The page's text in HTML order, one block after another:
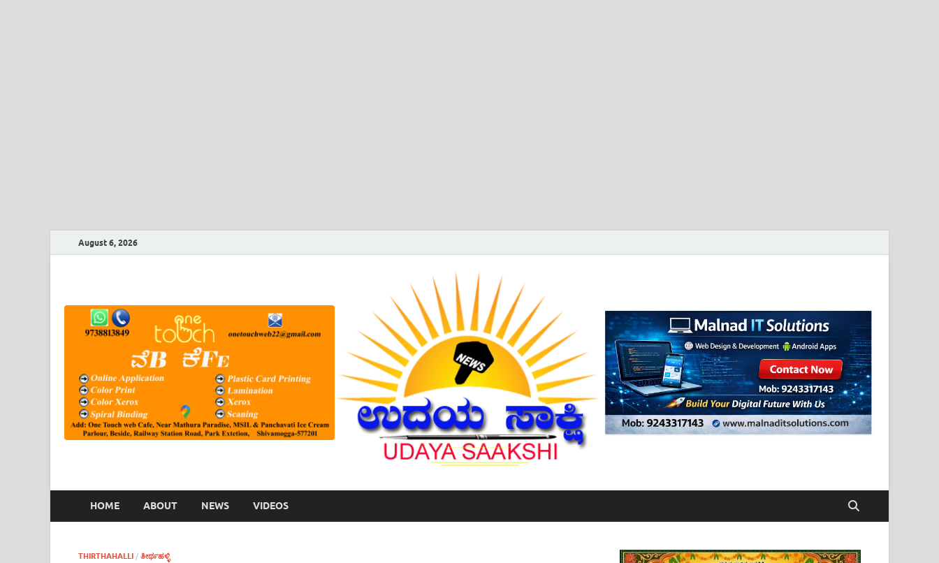
August 6, 2026
HOME ABOUT NEWS VIDEOS
THIRTHAHALLI / ತೀರ್ಥಹಳ್ಳಿ